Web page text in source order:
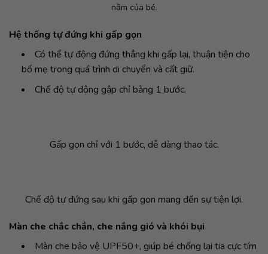
nằm của bé.
Hệ thống tự đứng khi gấp gọn
Có thể tự động đứng thẳng khi gấp lại, thuận tiện cho
bố mẹ trong quá trình di chuyển và cất giữ.
Chế độ tự động gập chỉ bằng 1 bước.
Gấp gọn chỉ với 1 bước, dễ dàng thao tác.
Chế độ tự đứng sau khi gấp gọn mang đến sự tiện lợi.
Màn che chắc chắn, che nắng gió và khói bụi
Màn che bảo vệ UPF50+, giúp bé chống lại tia cực tím